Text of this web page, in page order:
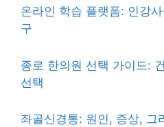
온라인 학습 플랫폼: 인강
구
종로 한의원 선택 가이드:
선택
좌골신경통: 원인, 증상, 그